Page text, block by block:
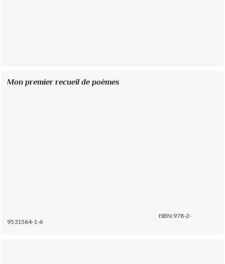
Mon premier recueil de poèmes
ISBN:978-2-
9531564-1-6